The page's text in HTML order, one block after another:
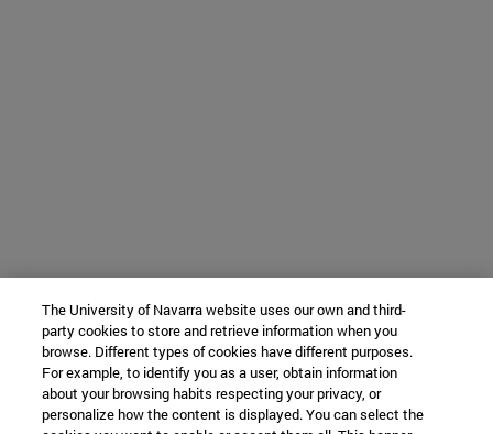
The University of Navarra website uses our own and third-
party cookies to store and retrieve information when you
browse. Different types of cookies have different purposes.
For example, to identify you as a user, obtain information
about your browsing habits respecting your privacy, or
personalize how the content is displayed. You can select the